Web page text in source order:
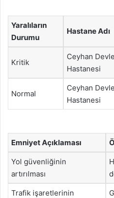
Yaralıların
Durumu
Hastane Adı
Kritik
Ceyhan
Hastanesi
Normal
Ceyhan
Hastanesi
Emniyet Açıklaması
Yol güvenliğinin
artırılması
Trafik işaretlerinin